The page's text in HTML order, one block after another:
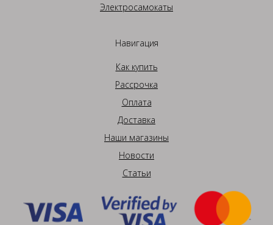
Электросамокаты
Навигация
Как купить
Рассрочка
Оплата
Доставка
Наши магазины
Новости
Статьи